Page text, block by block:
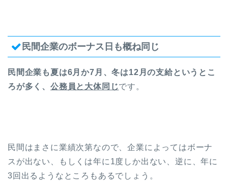
民間企業のボーナス日も概ね同じ
民間企業も夏は6月か7月、冬は12月の支給というとこ
ろが多く、 公務員と大体同じです。
民間はまさに業績次第なので、企業によってはボーナ
スが出ない、もしくは年に1度しか出ない、逆に、年に
3回出るようなところもあるでしょう。